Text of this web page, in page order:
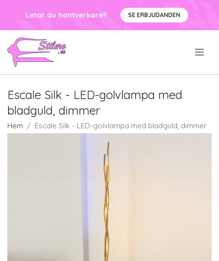
Letar du hantverkare? SE ERBJUDANDEN
Escale Silk - LED-golvlampa med
bladguld, dimmer
Hem Escale Silk - LED-golvlampa med bladguld, dimmer